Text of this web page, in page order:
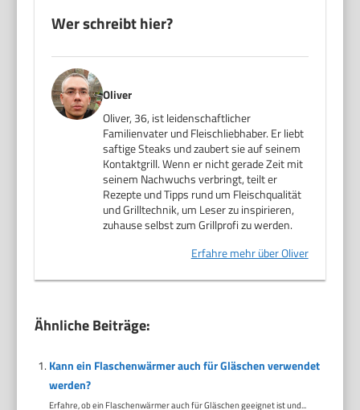
Wer schreibt hier?
Oliver
Oliver, 36, ist leidenschaftlicher
Familienvater und Fleischliebhaber. Er liebt
saftige Steaks und zaubert sie auf seinem
Kontaktgrill. Wenn er nicht gerade Zeit mit
seinem Nachwuchs verbringt, teilt er
Rezepte und Tipps rund um Fleischqualität
und Grilltechnik, um Leser zu inspirieren,
zuhause selbst zum Grillprofi zu werden.
Erfahre mehr über Oliver
Ähnliche Beiträge:
Kann ein Flaschenwärmer auch für Gläschen verwendet
werden?
Erfahre, ob ein Flaschenwärmer auch für Gläschen geeignet ist und...